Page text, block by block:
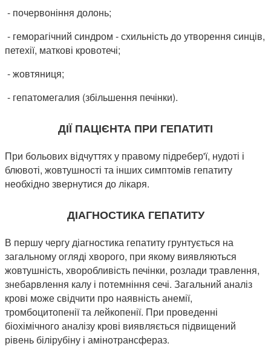
- почервоніння долонь;
- геморагічний синдром - схильність до утворення синців,
петехії, маткові кровотечі;
- жовтяниця;
- гепатомегалия (збільшення печінки).
ДІЇ ПАЦІЄНТА ПРИ ГЕПАТИТІ
При больових відчуттях у правому підребер'ї, нудоті і
блювоті, жовтушності та інших симптомів гепатиту
необхідно звернутися до лікаря.
ДІАГНОСТИКА ГЕПАТИТУ
В першу чергу діагностика гепатиту грунтується на
загальному огляді хворого, при якому виявляються
жовтушність, хворобливість печінки, розлади травлення,
знебарвлення калу і потемніння сечі. Загальний аналіз
крові може свідчити про наявність анемії,
тромбоцитопенії та лейкопенії. При проведенні
біохімічного аналізу крові виявляється підвищений
рівень білірубіну і амінотрансфераз.